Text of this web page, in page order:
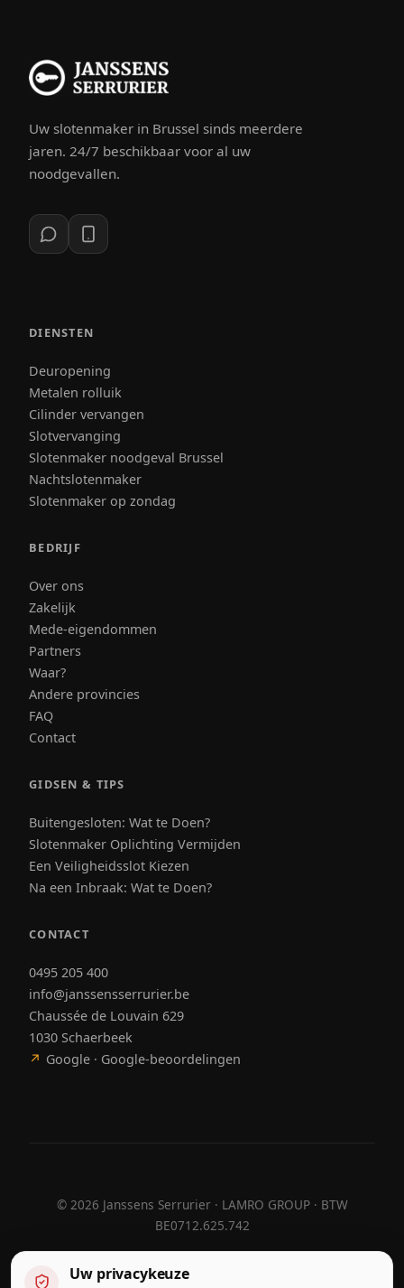
Uw slotenmaker in Brussel sinds meerdere
jaren. 24/7 beschikbaar voor al uw
noodgevallen.
DIENSTEN
Deuropening
Metalen rolluik
Cilinder vervangen
Slotvervanging
Slotenmaker noodgeval Brussel
Nachtslotenmaker
Slotenmaker op zondag
BEDRIJF
Over ons
Zakelijk
Mede-eigendommen
Partners
Waar?
Andere provincies
FAQ
Contact
GIDSEN & TIPS
Buitengesloten: Wat te Doen?
Slotenmaker Oplichting Vermijden
Een Veiligheidsslot Kiezen
Na een Inbraak: Wat te Doen?
CONTACT
0495 205 400
info@janssensserrurier.be
Chaussée de Louvain 629
1030 Schaerbeek
↗ Google · Google-beoordelingen
© 2026 Janssens Serrurier · LAMRO GROUP · BTW
BE0712.625.742
Uw privacykeuze